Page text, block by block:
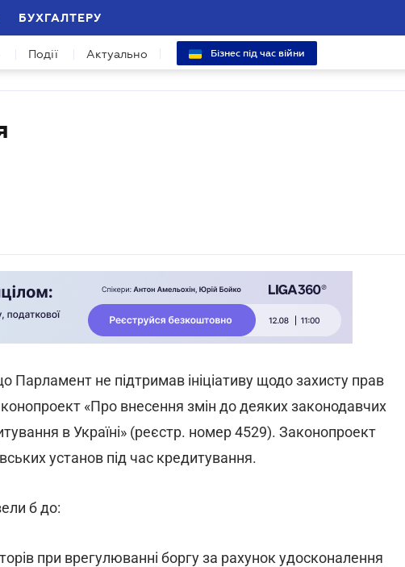
БУХГАЛТЕРУ
Події Актуально Бізнес під час війни
не підтримав ініціативу щодо захисту прав
«Про внесення змін до деяких законодавчих
в Україні» (реєстр. номер 4529). Законопроект
установ під час кредитування.
б до:
при врегулюванні боргу за рахунок удосконалення